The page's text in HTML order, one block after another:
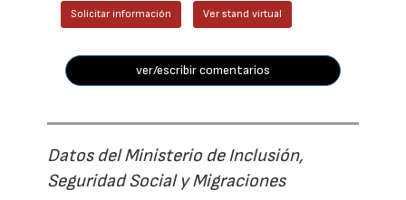
Solicitar información Ver stand virtual
ver/escribir comentarios
Datos del Ministerio de Inclusión,
Seguridad Social y Migraciones